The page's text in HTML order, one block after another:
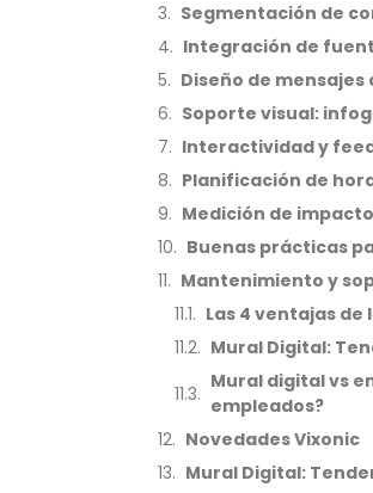
Segmentación de
Integración de
Diseño de
Soporte visual:
Interactividad y
Planificación de
Medición de
Buenas prácticas
Mantenimiento y
Las 4 ventajas
Mural Digital:
Mural digital vs
empleados?
Novedades Vixonic
Mural Digital: